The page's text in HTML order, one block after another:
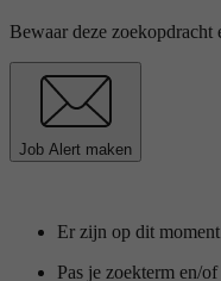
Bewaar deze zoekopdracht
Job Alert maken
Er zijn op dit
Pas je zoekterm en/